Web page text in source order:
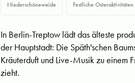
Niederschöneweide Festliche Osteraktivitäten
In Berlin-Treptow lädt das älteste
der Hauptstadt: Die Späth'schen
Kräuterduft und Live-Musik zu einem
zieht.